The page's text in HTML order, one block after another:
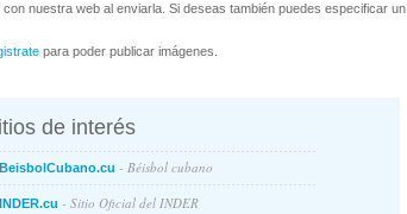
nuestra web al enviarla. Si deseas también puedes especificar un
para poder publicar imágenes.
de interés
BeisbolCubano.cu - Béisbol cubano
INDER.cu - Sitio Oficial del INDER